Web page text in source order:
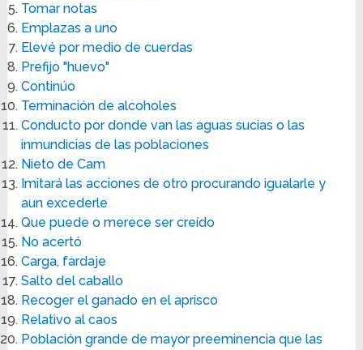
Tomar notas
Emplazas a uno
Elevé por medio de cuerdas
Prefijo "huevo"
Continúo
Terminación de alcoholes
Conducto por donde van las aguas sucias o las
inmundicias de las poblaciones
Nieto de Cam
Imitará las acciones de otro procurando igualarle y
aun excederle
Que puede o merece ser creído
No acertó
Carga, fardaje
Salto del caballo
Recoger el ganado en el aprisco
Relativo al caos
Población grande de mayor preeminencia que las